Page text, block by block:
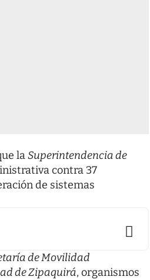
laSuperintendencia de
contra 37
de sistemas
de Movilidad
de Zipaquirá, organismos